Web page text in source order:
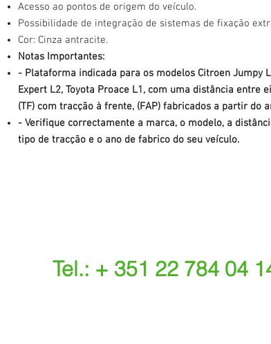
Acesso ao pontos de origem do veículo.
Possibilidade de integração de sistemas de fixação
Cor: Cinza antracite.
Notas Importantes:
- Plataforma indicada para os modelos Citroen Jumpy
Expert L2, Toyota Proace L1, com uma distância entre
(TF) com tracção à frente, (FAP) fabricados a partir do
- Verifique correctamente a marca, o modelo, a
tipo de tracção e o ano de fabrico do seu veículo.
Tel.: + 351 22 784 04